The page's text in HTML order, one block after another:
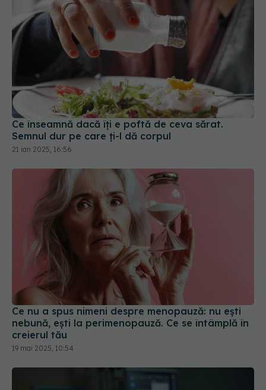
Ce înseamnă dacă îți e poftă de ceva sărat.
Semnul dur pe care ți-l dă corpul
21 ian 2025, 16:56
Ce nu a spus nimeni despre menopauză: nu ești
nebună, ești la perimenopauză. Ce se întâmplă în
creierul tău
19 mai 2025, 10:54